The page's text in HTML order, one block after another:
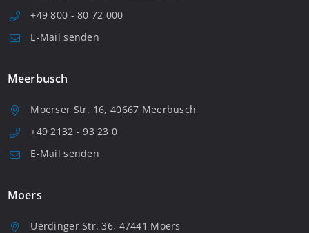
+49 800 - 80 72 000
E-Mail senden
Meerbusch
Moerser Str. 16, 40667 Meerbusch
+49 2132 - 93 23 0
E-Mail senden
Moers
Uerdinger Str. 36, 47441 Moers